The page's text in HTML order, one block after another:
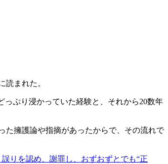
まれた。
っぷり浸かっていた経験と、それから20数年
た擁護論や指摘があったからで、その流れで
りを認め、謝罪し、おずおずとでも“正